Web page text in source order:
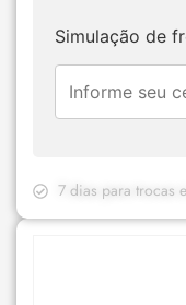
Simulação de
7 dias para trocas